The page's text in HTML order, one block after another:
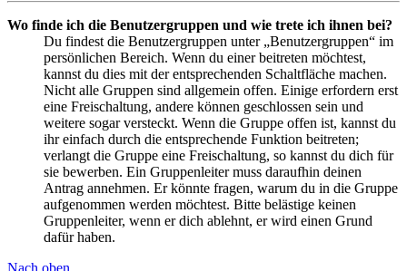
Wo finde ich die Benutzergruppen und wie trete ich ihnen bei?
Du findest die Benutzergruppen unter „Benutzergruppen“ im
persönlichen Bereich. Wenn du einer beitreten möchtest,
kannst du dies mit der entsprechenden Schaltfläche machen.
Nicht alle Gruppen sind allgemein offen. Einige erfordern erst
eine Freischaltung, andere können geschlossen sein und
weitere sogar versteckt. Wenn die Gruppe offen ist, kannst du
ihr einfach durch die entsprechende Funktion beitreten;
verlangt die Gruppe eine Freischaltung, so kannst du dich für
sie bewerben. Ein Gruppenleiter muss daraufhin deinen
Antrag annehmen. Er könnte fragen, warum du in die Gruppe
aufgenommen werden möchtest. Bitte belästige keinen
Gruppenleiter, wenn er dich ablehnt, er wird einen Grund
dafür haben.
Nach oben